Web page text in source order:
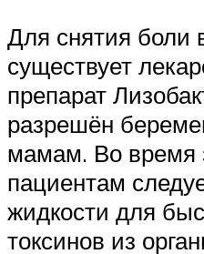
Для снятия боли
существует
препарат
разрешён
мамам. Во время
пациентам
жидкости для
токсинов из